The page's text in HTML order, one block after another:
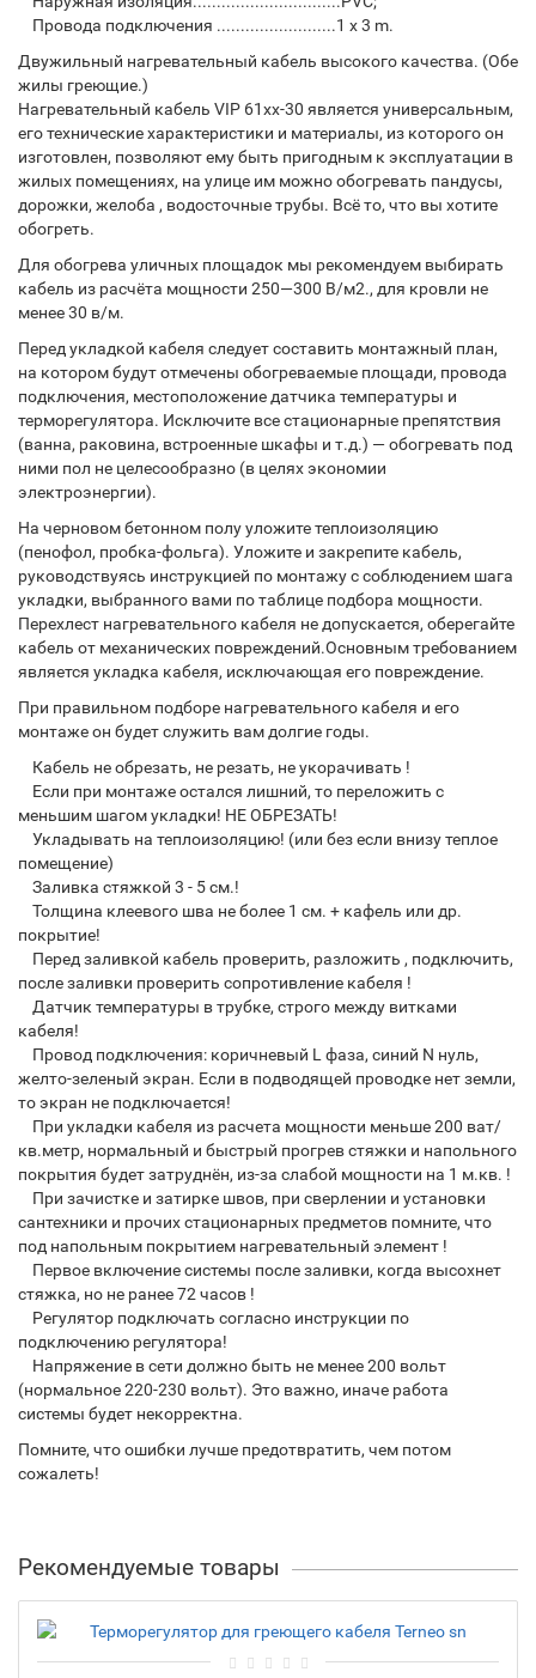
Провода подключения .........................1 x 3 m.
Двужильный нагревательный кабель высокого качества. (Обе
жилы греющие.)
Нагревательный кабель VIP 61xx-30 является универсальным,
его технические характеристики и материалы, из которого он
изготовлен, позволяют ему быть пригодным к эксплуатации в
жилых помещениях, на улице им можно обогревать пандусы,
дорожки, желоба , водосточные трубы. Всё то, что вы хотите
обогреть.
Для обогрева уличных площадок мы рекомендуем выбирать
кабель из расчёта мощности 250—300 В/м2., для кровли не
менее 30 в/м.
Перед укладкой кабеля следует составить монтажный план,
на котором будут отмечены обогреваемые площади, провода
подключения, местоположение датчика температуры и
терморегулятора. Исключите все стационарные препятствия
(ванна, раковина, встроенные шкафы и т.д.) — обогревать под
ними пол не целесообразно (в целях экономии
электроэнергии).
На черновом бетонном полу уложите теплоизоляцию
(пенофол, пробка-фольга). Уложите и закрепите кабель,
руководствуясь инструкцией по монтажу с соблюдением шага
укладки, выбранного вами по таблице подбора мощности.
Перехлест нагревательного кабеля не допускается, оберегайте
кабель от механических повреждений.Основным требованием
является укладка кабеля, исключающая его повреждение.
При правильном подборе нагревательного кабеля и его
монтаже он будет служить вам долгие годы.
Кабель не обрезать, не резать, не укорачивать !
Если при монтаже остался лишний, то переложить с
меньшим шагом укладки! НЕ ОБРЕЗАТЬ!
Укладывать на теплоизоляцию! (или без если внизу теплое
помещение)
Заливка стяжкой 3 - 5 см.!
Толщина клеевого шва не более 1 см. + кафель или др.
покрытие!
Перед заливкой кабель проверить, разложить , подключить,
после заливки проверить сопротивление кабеля !
Датчик температуры в трубке, строго между витками
кабеля!
Провод подключения: коричневый L фаза, синий N нуль,
желто-зеленый экран. Если в подводящей проводке нет земли,
то экран не подключается!
При укладки кабеля из расчета мощности меньше 200 ват/
кв.метр, нормальный и быстрый прогрев стяжки и напольного
покрытия будет затруднён, из-за слабой мощности на 1 м.кв. !
При зачистке и затирке швов, при сверлении и установки
сантехники и прочих стационарных предметов помните, что
под напольным покрытием нагревательный элемент !
Первое включение системы после заливки, когда высохнет
стяжка, но не ранее 72 часов !
Регулятор подключать согласно инструкции по
подключению регулятора!
Напряжение в сети должно быть не менее 200 вольт
(нормальное 220-230 вольт). Это важно, иначе работа
системы будет некорректна.
Помните, что ошибки лучше предотвратить, чем потом
сожалеть!
Рекомендуемые товары